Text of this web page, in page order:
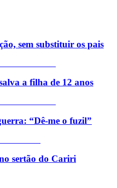
sem substituir os pais
a filha de 12 anos
“Dê-me o fuzil”
sertão do Cariri